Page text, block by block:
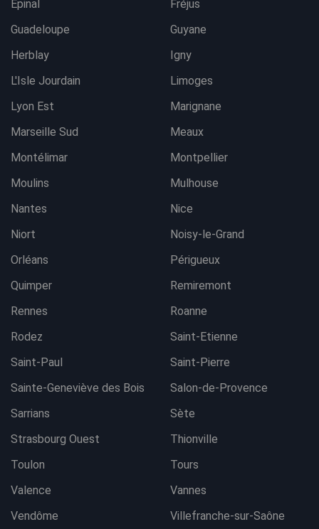
Epinal
Fréjus
Guadeloupe
Guyane
Herblay
Igny
L'Isle Jourdain
Limoges
Lyon Est
Marignane
Marseille Sud
Meaux
Montélimar
Montpellier
Moulins
Mulhouse
Nantes
Nice
Niort
Noisy-le-Grand
Orléans
Périgueux
Quimper
Remiremont
Rennes
Roanne
Rodez
Saint-Etienne
Saint-Paul
Saint-Pierre
Sainte-Geneviève des Bois
Salon-de-Provence
Sarrians
Sète
Strasbourg Ouest
Thionville
Toulon
Tours
Valence
Vannes
Vendôme
Villefranche-sur-Saône